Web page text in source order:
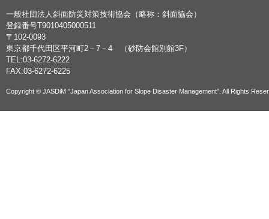
一般社団法人斜面防災対策技術協会（略称：斜面協会）
登録番号T9010405000511
〒102-0093
東京都千代田区平河町2－7－4 （砂防会館別館3F）
TEL:03-6272-6222
FAX:03-6272-6225
Copyright © JASDiM ”Japan Association for Slope Disaster Management”. All Rights